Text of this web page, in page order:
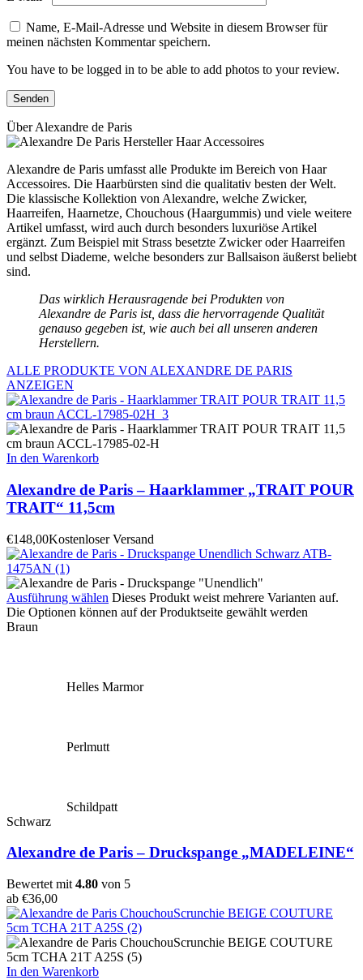
Name, E-Mail-Adresse und Website in diesem Browser für
meinen nächsten Kommentar speichern.
You have to be logged in to be able to add photos to your review.
Über Alexandre de Paris
Alexandre de Paris umfasst alle Produkte im Bereich von Haar
Accessoires. Die Haarbürsten sind die qualitativ besten der Welt.
Die klassische Kollektion von Alexandre, welche Zwicker,
Haarreifen, Haarnetze, Chouchous (Haargummis) und viele weitere
Artikel umfasst, wird auch durch besonders luxuriöse Artikel
ergänzt. Zum Beispiel mit Strass besetzte Zwicker oder Haarreifen
und selbst Diademe, welche besonders zur Ballsaison äußerst beliebt
sind.
Das wirklich Herausragende bei Produkten von
Alexandre de Paris ist, dass die hervorragende Qualität
genauso gegeben ist, wie auch bei all unseren anderen
Herstellern.
ALLE PRODUKTE VON ALEXANDRE DE PARIS
ANZEIGEN
In den Warenkorb
Alexandre de Paris – Haarklammer „TRAIT POUR
TRAIT“ 11,5cm
€148,00Kostenloser Versand
Ausführung wählen Dieses Produkt weist mehrere Varianten auf.
Die Optionen können auf der Produktseite gewählt werden
Braun
Helles Marmor
Perlmutt
Schildpatt
Schwarz
Alexandre de Paris – Druckspange „MADELEINE“
Bewertet mit 4.80 von 5
ab €36,00
In den Warenkorb